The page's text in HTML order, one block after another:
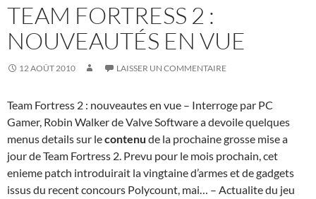
TEAM FORTRESS 2 :
NOUVEAUTÉS EN VUE
12 AOÛT 2010 LAISSER UN COMMENTAIRE
Team Fortress 2 : nouveautes en vue – Interroge par PC
Gamer, Robin Walker de Valve Software a devoile quelques
menus details sur lecontenu de la prochaine grosse mise a
jour de Team Fortress 2. Prevu pour le mois prochain, cet
enieme patch introduirait la vingtaine d’armes et de gadgets
issus du recent concours Polycount, mai… – Actualite du jeu